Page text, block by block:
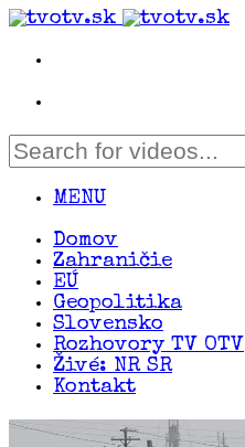
MENU
Domov
Zahraničie
EÚ
Geopolitika
Slovensko
Rozhovory TV OTV
Živé: NR SR
Kontakt